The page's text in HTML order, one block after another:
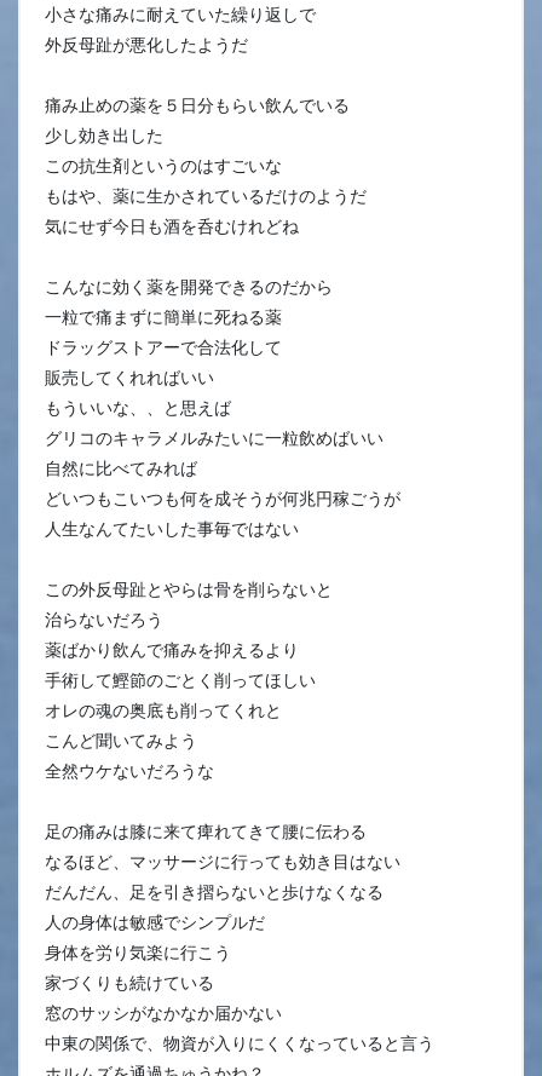
小さな痛みに耐えていた繰り返しで
外反母趾が悪化したようだ
痛み止めの薬を５日分もらい飲んでいる
少し効き出した
この抗生剤というのはすごいな
もはや、薬に生かされているだけのようだ
気にせず今日も酒を呑むけれどね
こんなに効く薬を開発できるのだから
一粒で痛まずに簡単に死ねる薬
ドラッグストアーで合法化して
販売してくれればいい
もういいな、、と思えば
グリコのキャラメルみたいに一粒飲めばいい
自然に比べてみれば
どいつもこいつも何を成そうが何兆円稼ごうが
人生なんてたいした事毎ではない
この外反母趾とやらは骨を削らないと
治らないだろう
薬ばかり飲んで痛みを抑えるより
手術して鰹節のごとく削ってほしい
オレの魂の奥底も削ってくれと
こんど聞いてみよう
全然ウケないだろうな
足の痛みは膝に来て痺れてきて腰に伝わる
なるほど、マッサージに行っても効き目はない
だんだん、足を引き摺らないと歩けなくなる
人の身体は敏感でシンプルだ
身体を労り気楽に行こう
家づくりも続けている
窓のサッシがなかなか届かない
中東の関係で、物資が入りにくくなっていると言う